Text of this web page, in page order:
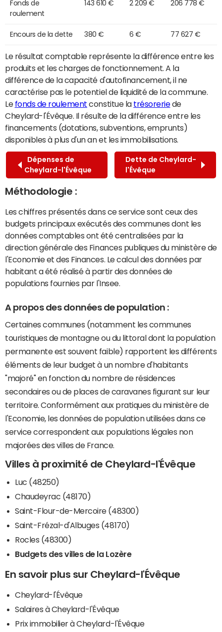
Fonds de
roulement
143 610 € 2 209 € 206 778 €
Encours de la dette 380 € 6 € 77 627 €
Le résultat comptable représente la différence entre les
produits et les charges de fonctionnement. A la
différence de la capacité d'autofinancement, il ne
caractérise pas le potentiel de liquidité de la commune.
Le fonds de roulement constitue la trésoreriede
Cheylard-l'Évêque. Il résulte de la différence entre les
financements (dotations, subventions, emprunts)
disponibles à plus d'un an et les immobilisations.
Dépenses de
Cheylard-l'Évêque
Dette de Cheylard-
l'Évêque
Méthodologie :
Les chiffres présentés dans ce service sont ceux des
budgets principaux exécutés des communes dont les
données comptables ont été centralisées par la
direction générale des Finances publiques du ministère de
l'Economie et des Finances. Le calcul des données par
habitant a été réalisé à partir des données de
populations fournies par l'Insee.
A propos des données de population :
Certaines communes (notamment les communes
touristiques de montagne ou du littoral dont la population
permanente est souvent faible) rapportent les différents
éléments de leur budget à un nombre d'habitants
"majoré" en fonction du nombre de résidences
secondaires ou de places de caravanes figurant sur leur
territoire. Conformément aux pratiques du ministère de
l'Economie, les données de population utilisées dans ce
service correspondent aux populations légales non
majorées des villes de France.
Villes à proximité de Cheylard-l'Évêque
Luc (48250)
Chaudeyrac (48170)
Saint-Flour-de-Mercoire (48300)
Saint-Frézal-d'Albuges (48170)
Rocles (48300)
Budgets des villes de la Lozère
En savoir plus sur Cheylard-l'Évêque
Cheylard-l'Évêque
Salaires à Cheylard-l'Évêque
Prix immobilier à Cheylard-l'Évêque